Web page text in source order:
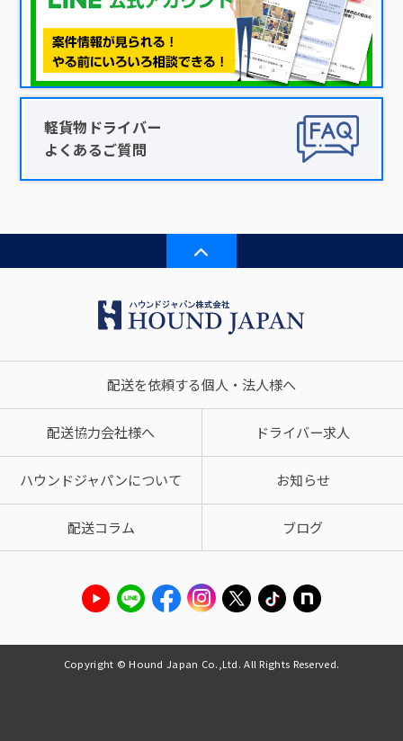
軽貨物ドライバー
よくあるご質問
配送を依頼する個人・法人様へ
配送協力会社様へ ドライバー求人
ハウンドジャパンについて お知らせ
配送コラム ブログ
Copyright © Hound Japan Co.,Ltd. All Rights Reserved.